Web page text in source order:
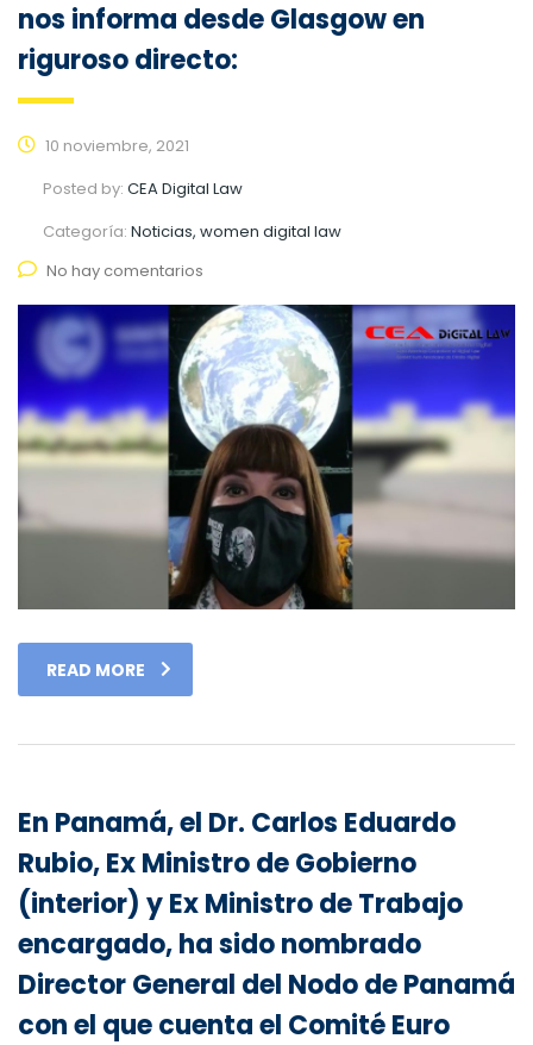
nos informa desde Glasgow en
riguroso directo:
10 noviembre, 2021
Posted by: CEA Digital Law
Categoría: Noticias, women digital law
No hay comentarios
READ MORE
En Panamá, el Dr. Carlos Eduardo
Rubio, Ex Ministro de Gobierno
(interior) y Ex Ministro de Trabajo
encargado, ha sido nombrado
Director General del Nodo de Panamá
con el que cuenta el Comité Euro